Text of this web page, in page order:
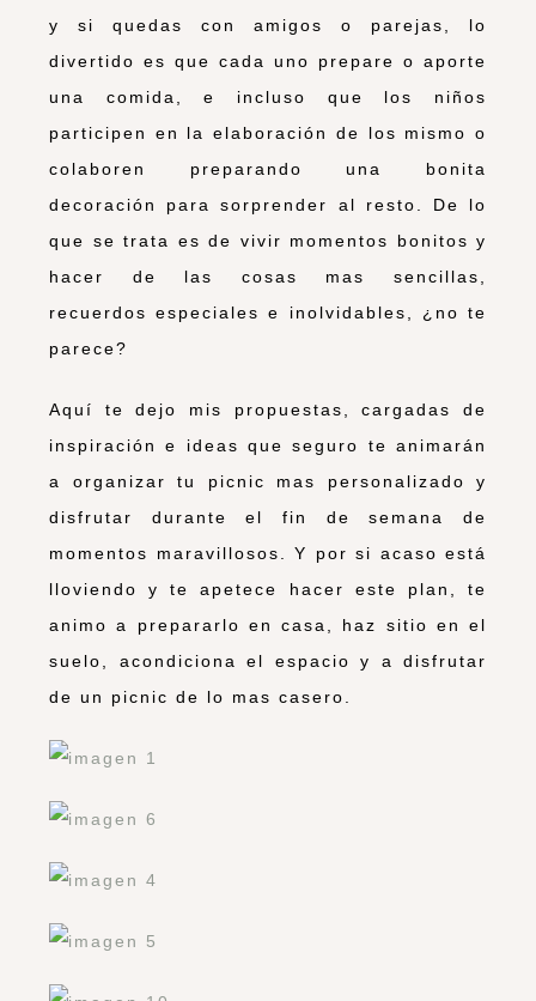
y si quedas con amigos o parejas, lo
divertido es que cada uno prepare o aporte
una comida, e incluso que los niños
participen en la elaboración de los mismo o
colaboren preparando una bonita
decoración para sorprender al resto. De lo
que se trata es de vivir momentos bonitos y
hacer de las cosas mas sencillas,
recuerdos especiales e inolvidables, ¿no te
parece?
Aquí te dejo mis propuestas, cargadas de
inspiración e ideas que seguro te animarán
a organizar tu picnic mas personalizado y
disfrutar durante el fin de semana de
momentos maravillosos. Y por si acaso está
lloviendo y te apetece hacer este plan, te
animo a prepararlo en casa, haz sitio en el
suelo, acondiciona el espacio y a disfrutar
de un picnic de lo mas casero.